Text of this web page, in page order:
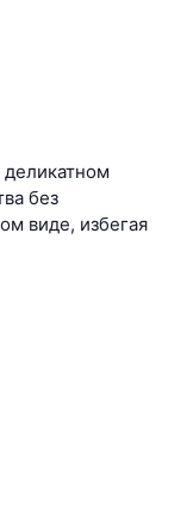
без
виде, избегая